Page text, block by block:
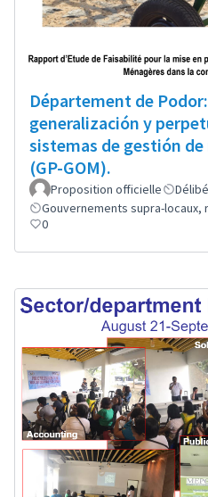
Département de
generalización y
sistemas de gestión
(GP-GOM).
Proposition officielle
Gouvernements supra-locaux,
0